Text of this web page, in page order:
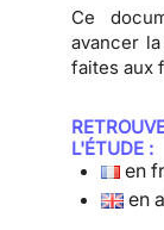
Ce
avancer
faites aux
L'ÉTUDE :
en
en